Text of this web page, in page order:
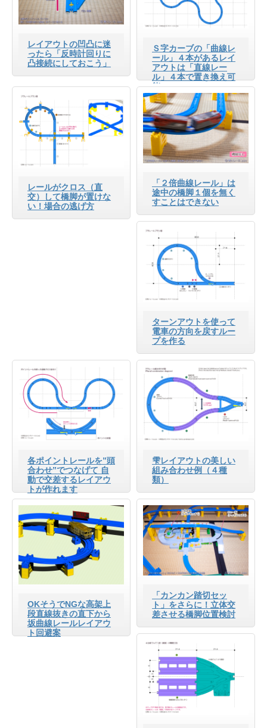
レイアウトの凹凸に迷
ったら「反時計回りに
凸接続にしておこう」
Ｓ字カーブの「曲線レ
ール」４本があるレイ
アウトは「直線レー
ル」４本で置き換え可
能
レールがクロス（直
交）して橋脚が置けな
い！場合の逃げ方
「２倍曲線レール」は
途中の橋脚１個を無く
すことはできない
ターンアウトを使って
電車の方向を戻すルー
プを作る
各ポイントレールを”頭
合わせ”でつなげて 自
動で交差するレイアウ
トが作れます
雫レイアウトの美しい
組み合わせ例（４種
類）
OKそうでNGな高架上
段直線抜きの直下から
坂曲線レールレイアウ
ト回避案
「カンカン踏切セッ
ト」をさらに！立体交
差させる橋脚位置検討